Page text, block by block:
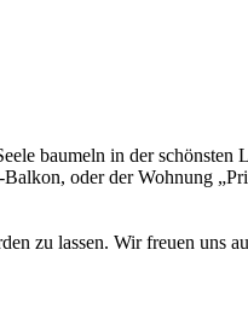
baumeln in der schönsten
oder der Wohnung
zu lassen. Wir freuen uns